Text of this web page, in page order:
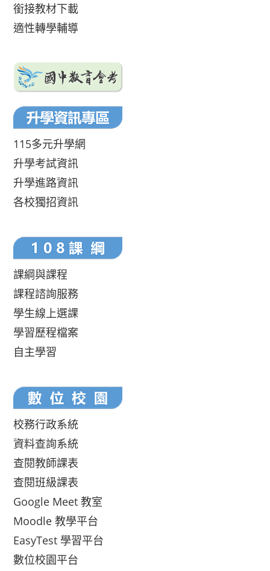
銜接教材下載
適性轉學輔導
115多元升學網
升學考試資訊
升學進路資訊
各校獨招資訊
課綱與課程
課程諮詢服務
學生線上選課
學習歷程檔案
自主學習
校務行政系統
資料查詢系統
查閱教師課表
查閱班級課表
Google Meet 教室
Moodle 教學平台
EasyTest 學習平台
數位校園平台